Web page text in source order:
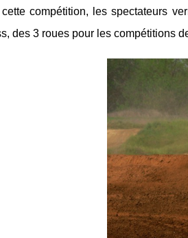
cette compétition, les spectateurs
des 3 roues pour les compétitions